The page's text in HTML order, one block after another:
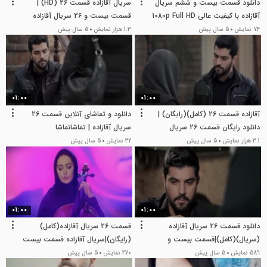
دانلود قسمت بیست و ششم سریال
آقازاده با کیفیت عالی 1080p Full HD
74 نمایش 5 سال پیش
سریال آقازاده قسمت 26 (HD) |
قسمت بیست و 26 سریال آقازاده
(26) (online)
1.3 هزار نمایش 5 سال پیش
01:00
آقازاده قسمت 26 (کامل)(رایگان) |
دانلود رایگان قسمت 26 سریال
آقازاده | قسمت بیست و ششم
سریال آقازاده - کامل . رایگان
3.1 هزار نمایش 5 سال پیش
01:00
دانلود و تماشای آنلاین قسمت 26
سریال آقازاده | تماشانماشا
32 نمایش 5 سال پیش
01:00
دانلود قسمت 26 سریال آقازاده
(سریال)(کامل)|قسمت بیست و
ششم سریال آقازاده -نماشا
589 نمایش 5 سال پیش
01:00
قسمت 26 سریال آقازاده(کامل)
(رایگان)|سریال آقازاده قسمت بیست
و ششم - HD
270 نمایش 5 سال پیش